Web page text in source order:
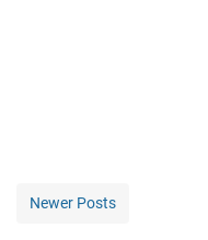
Newer Posts